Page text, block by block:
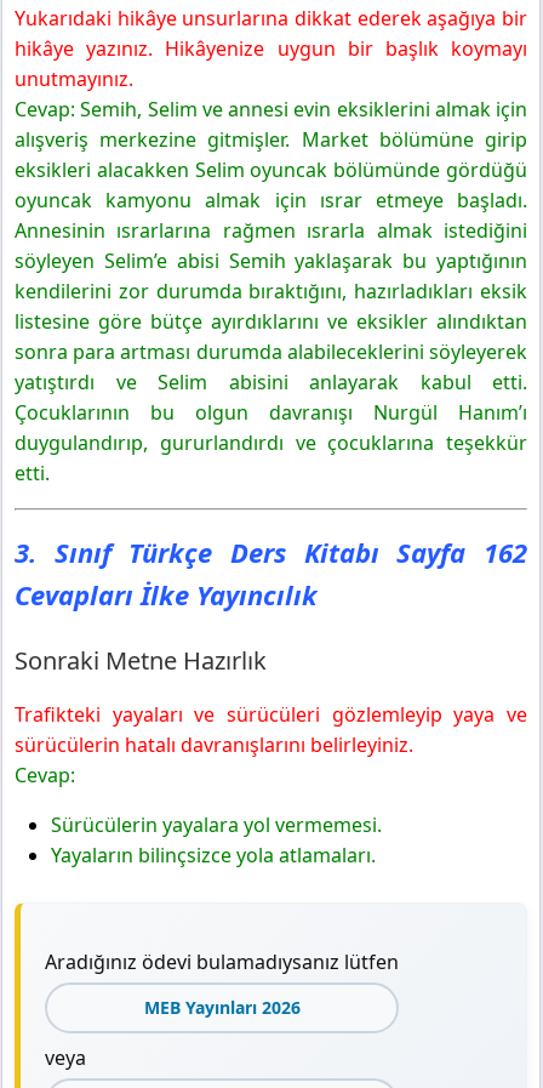
Yukarıdaki hikâye unsurlarına dikkat ederek aşağıya bir
hikâye yazınız. Hikâyenize uygun bir başlık koymayı
unutmayınız.
Cevap: Semih, Selim ve annesi evin eksiklerini almak için
alışveriş merkezine gitmişler. Market bölümüne girip
eksikleri alacakken Selim oyuncak bölümünde gördüğü
oyuncak kamyonu almak için ısrar etmeye başladı.
Annesinin ısrarlarına rağmen ısrarla almak istediğini
söyleyen Selim’e abisi Semih yaklaşarak bu yaptığının
kendilerini zor durumda bıraktığını, hazırladıkları eksik
listesine göre bütçe ayırdıklarını ve eksikler alındıktan
sonra para artması durumda alabileceklerini söyleyerek
yatıştırdı ve Selim abisini anlayarak kabul etti.
Çocuklarının bu olgun davranışı Nurgül Hanım’ı
duygulandırıp, gururlandırdı ve çocuklarına teşekkür
etti.
3. Sınıf Türkçe Ders Kitabı Sayfa 162
Cevapları İlke Yayıncılık
Sonraki Metne Hazırlık
Trafikteki yayaları ve sürücüleri gözlemleyip yaya ve
sürücülerin hatalı davranışlarını belirleyiniz.
Cevap:
Sürücülerin yayalara yol vermemesi.
Yayaların bilinçsizce yola atlamaları.
Aradığınız ödevi bulamadıysanız lütfen
MEB Yayınları 2026
veya